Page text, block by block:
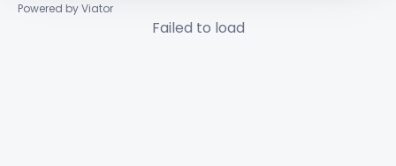
Powered by Viator
Failed to load